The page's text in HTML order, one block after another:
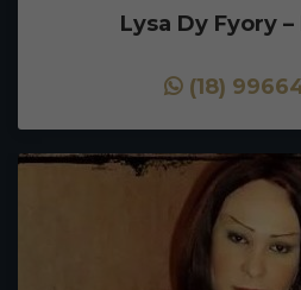
Lysa Dy Fyory
(18)